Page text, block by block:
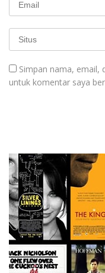
Simpan nama, email,
untuk komentar saya